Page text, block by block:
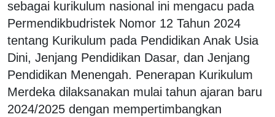
sebagai kurikulum nasional ini mengacu pada
Permendikbudristek Nomor 12 Tahun 2024
tentang Kurikulum pada Pendidikan Anak Usia
Dini, Jenjang Pendidikan Dasar, dan Jenjang
Pendidikan Menengah. Penerapan Kurikulum
Merdeka dilaksanakan mulai tahun ajaran baru
2024/2025 dengan mempertimbangkan